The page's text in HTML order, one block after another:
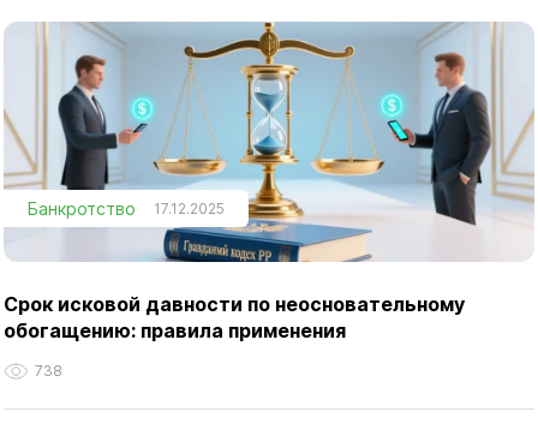
Банкротство 17.12.2025
Срок исковой давности по неосновательному
обогащению: правила применения
738